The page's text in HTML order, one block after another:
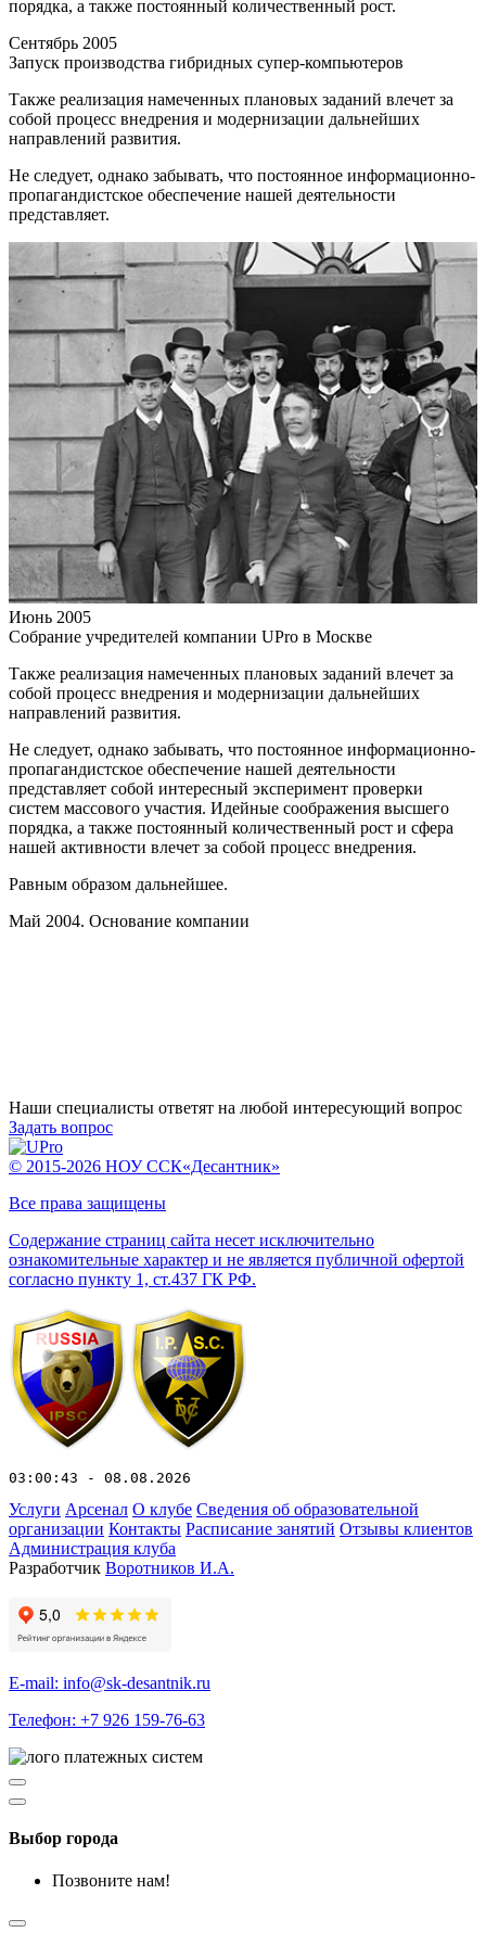
порядка, а также постоянный количественный рост.
Сентябрь 2005
Запуск производства гибридных супер-компьютеров
Также реализация намеченных плановых заданий влечет за
собой процесс внедрения и модернизации дальнейших
направлений развития.
Не следует, однако забывать, что постоянное информационно-
пропагандистское обеспечение нашей деятельности
представляет.
Июнь 2005
Собрание учредителей компании UPro в Москве
Также реализация намеченных плановых заданий влечет за
собой процесс внедрения и модернизации дальнейших
направлений развития.
Не следует, однако забывать, что постоянное информационно-
пропагандистское обеспечение нашей деятельности
представляет собой интересный эксперимент проверки
систем массового участия. Идейные соображения высшего
порядка, а также постоянный количественный рост и сфера
нашей активности влечет за собой процесс внедрения.
Равным образом дальнейшее.
Май 2004. Основание компании
Наши специалисты ответят на любой интересующий вопрос
Задать вопрос
© 2015-2026 НОУ ССК«Десантник»
Все права защищены
Содержание страниц сайта несет исключительно
ознакомительные характер и не является публичной офертой
согласно пункту 1, ст.437 ГК РФ.
03:00:43 - 08.08.2026
Услуги Арсенал О клубе Сведения об образовательной
организации Контакты Расписание занятий Отзывы клиентов
Администрация клуба
Разработчик Воротников И.А.
E-mail: info@sk-desantnik.ru
Телефон: +7 926 159-76-63
Выбор города
Позвоните нам!